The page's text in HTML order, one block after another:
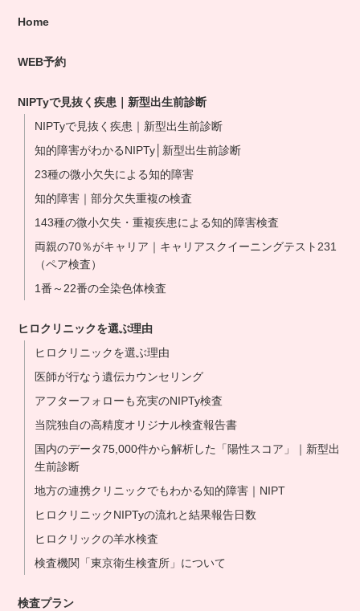
Home
WEB予約
NIPTyで見抜く疾患｜新型出生前診断
NIPTyで見抜く疾患｜新型出生前診断
知的障害がわかるNIPTy│新型出生前診断
23種の微小欠失による知的障害
知的障害｜部分欠失重複の検査
143種の微小欠失・重複疾患による知的障害検査
両親の70％がキャリア｜キャリアスクイーニングテスト231
（ペア検査）
1番～22番の全染色体検査
ヒロクリニックを選ぶ理由
ヒロクリニックを選ぶ理由
医師が行なう遺伝カウンセリング
アフターフォローも充実のNIPTy検査
当院独自の高精度オリジナル検査報告書
国内のデータ75,000件から解析した「陽性スコア」｜新型出
生前診断
地方の連携クリニックでもわかる知的障害｜NIPT
ヒロクリニックNIPTyの流れと結果報告日数
ヒロクリックの羊水検査
検査機関「東京衛生検査所」について
検査プラン